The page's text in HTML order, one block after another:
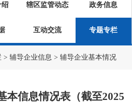
绍 辖区监管动态 政务信息
互动交流 专题专栏
> 辅导企业信息 > 辅导企业基本情况
本信息情况表（截至2025